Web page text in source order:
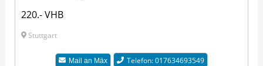
220.- VHB
Stuttgart
Mail an Mäx Telefon: 017634693549